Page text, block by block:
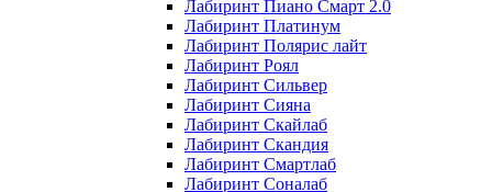
Лабиринт Пиано Смарт 2.0
Лабиринт Платинум
Лабиринт Полярис лайт
Лабиринт Роял
Лабиринт Сильвер
Лабиринт Сияна
Лабиринт Скайлаб
Лабиринт Скандия
Лабиринт Смартлаб
Лабиринт Соналаб